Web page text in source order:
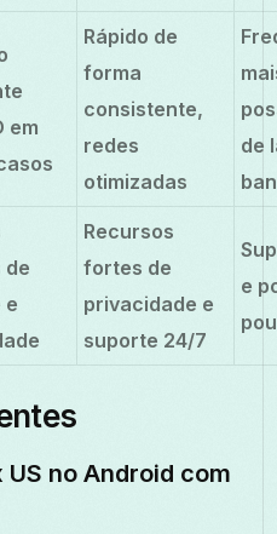
em
Rápido de
forma
consistente,
redes
otimizadas
de
de
e
Recursos
fortes de
privacidade e
suporte 24/7
e
no Android com